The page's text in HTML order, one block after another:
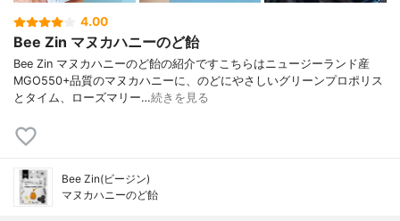
4.00
Bee Zin マヌカハニーのど飴
Bee Zin マヌカハニーのど飴の紹介ですこちらはニュージーランド産
MGO550+品質のマヌカハニーに、のどにやさしいグリーンプロポリス
とタイム、ローズマリー…続きを見る
Bee Zin(ビージン)
マヌカハニーのど飴